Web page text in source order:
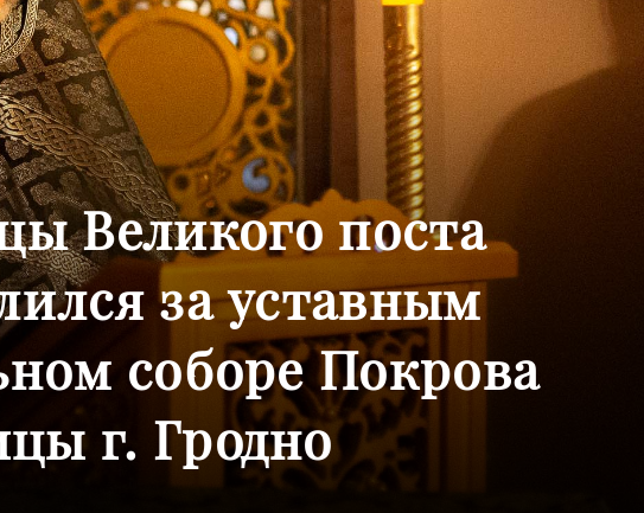
Великого поста
за уставным
соборе Покрова
г. Гродно